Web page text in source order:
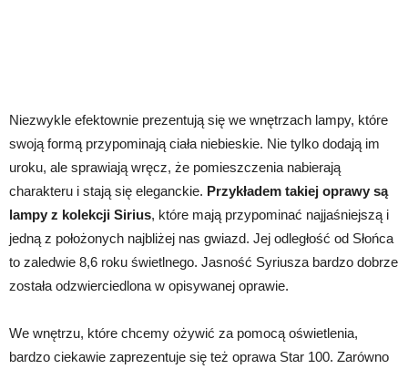
Niezwykle efektownie prezentują się we wnętrzach lampy, które
swoją formą przypominają ciała niebieskie. Nie tylko dodają im
uroku, ale sprawiają wręcz, że pomieszczenia nabierają
charakteru i stają się eleganckie. Przykładem takiej oprawy są
lampy z kolekcji Sirius, które mają przypominać najjaśniejszą i
jedną z położonych najbliżej nas gwiazd. Jej odległość od Słońca
to zaledwie 8,6 roku świetlnego. Jasność Syriusza bardzo dobrze
została odzwierciedlona w opisywanej oprawie.
We wnętrzu, które chcemy ożywić za pomocą oświetlenia,
bardzo ciekawie zaprezentuje się też oprawa Star 100. Zarówno